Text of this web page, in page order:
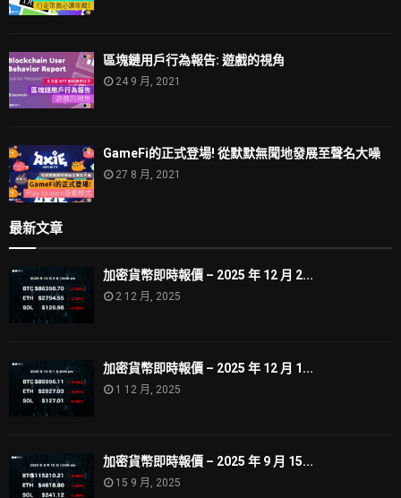
區塊鏈用戶行為報告: 遊戲的視角
24 9 月, 2021
GameFi的正式登場! 從默默無聞地發展至聲名大噪
27 8 月, 2021
最新文章
加密貨幣即時報價 – 2025 年 12 月 2...
2 12 月, 2025
加密貨幣即時報價 – 2025 年 12 月 1...
1 12 月, 2025
加密貨幣即時報價 – 2025 年 9 月 15...
15 9 月, 2025